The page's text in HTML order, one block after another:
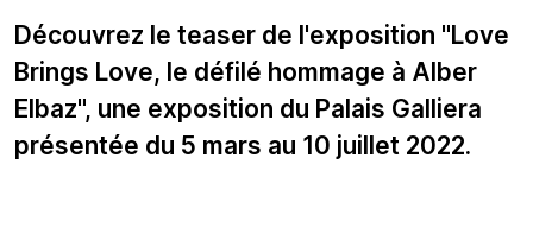
Découvrez le teaser de l'exposition "Love
Brings Love, le défilé hommage à Alber
Elbaz", une exposition du Palais Galliera
présentée du 5 mars au 10 juillet 2022.